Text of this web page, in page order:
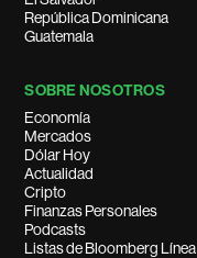
República Dominicana
Guatemala
SOBRE NOSOTROS
Economía
Mercados
Dólar Hoy
Actualidad
Cripto
Finanzas Personales
Podcasts
Listas de Bloomberg Línea